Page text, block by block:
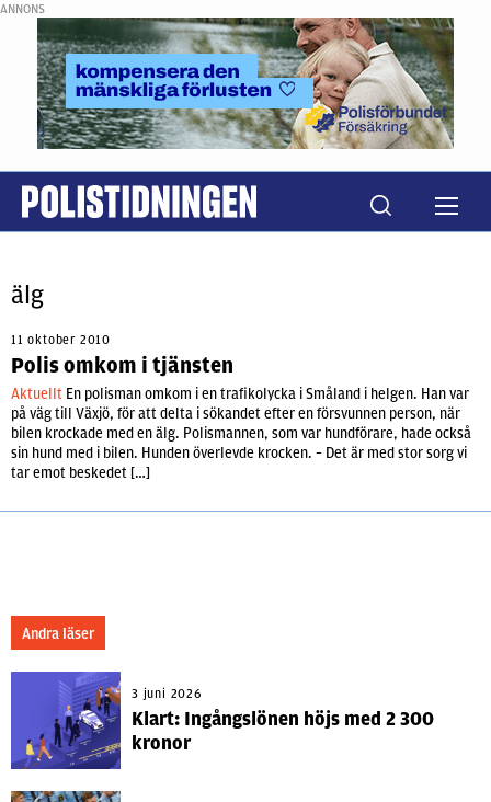
ANNONS
älg
11 oktober 2010
Polis omkom i tjänsten
Aktuellt En polisman omkom i en trafikolycka i Småland i helgen. Han var
på väg till Växjö, för att delta i sökandet efter en försvunnen person, när
bilen krockade med en älg. Polismannen, som var hundförare, hade också
sin hund med i bilen. Hunden överlevde krocken. – Det är med stor sorg vi
tar emot beskedet […]
Andra läser
3 juni 2026
Klart: Ingångslönen höjs med 2 300
kronor